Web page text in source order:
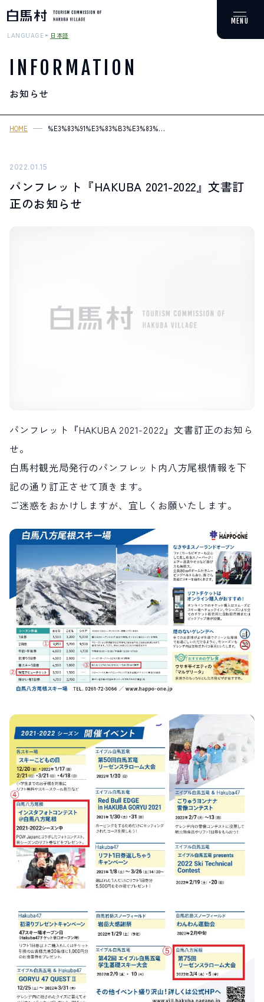
MOUNTAIN & TREKKING
登山・トレッキング
スキー場
HOT SPRING
温泉
お問い合わせ LINEで友だちになる
白馬村観光局インフォメーション
399-9301 長野県北安曇郡白馬村北城5497
Snow Peak LAND STATION HAKUBA内
営業時間：9:00～17:00 定休日：無休
LIVE CAMERA
ライブカメラ
RECOMMENDATION
おすすめ情報
ABOUT HAKUBA EVENTS
白馬村の季節 塩の道
FURUSATO TAX
ふるさと納税
サイト内検索
検索する
白馬村までのアクセス
白馬村内の交通情報
プライバシーポリシー
利用規約
LANGUAGE 日本語
INFORMATION
お知らせ
HOME
2022.01.15
パンフレット『HAKUBA 2021-2022』文書訂
正のお知らせ
パンフレット『HAKUBA 2021-2022』文書訂正のお知ら
せ。
白馬村観光局発行のパンフレット内八方尾根情報を下
記の通り訂正させて頂きます。
ご迷惑をおかけしますが、宜しくお願いたします。